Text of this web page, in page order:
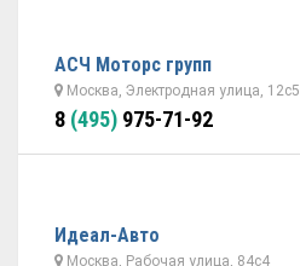
АСЧ Моторс групп
Москва, Электродная улица, 12с5
8 (495) 975-71-92
Идеал-Авто
Москва, Рабочая улица, 84с4